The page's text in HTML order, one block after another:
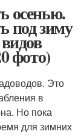
осенью.
под зиму
фото)
Это
в
Но пока
для зимних